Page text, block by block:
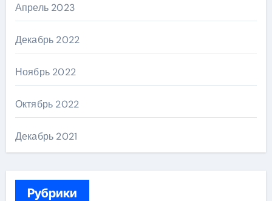
Апрель 2023
Декабрь 2022
Ноябрь 2022
Октябрь 2022
Декабрь 2021
Рубрики